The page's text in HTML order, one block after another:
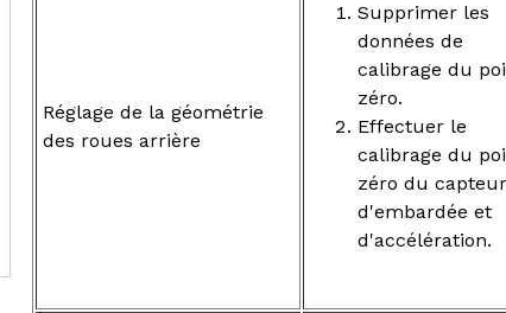
Réglage de la géométrie
des roues arrière
Supprimer les
données de
calibrage du
zéro.
Effectuer le
calibrage du
zéro du capteur
d'embardée et
d'accélération.